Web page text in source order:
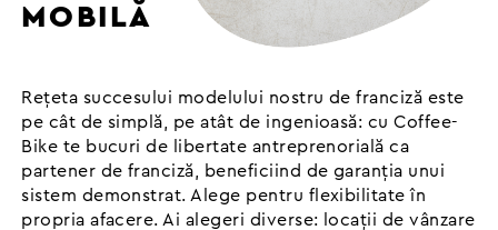
MOBILĂ
Rețeta succesului modelului nostru de franciză este
pe cât de simplă, pe atât de ingenioasă: cu Coffee-
Bike te bucuri de libertate antreprenorială ca
partener de franciză, beneficiind de garanția unui
sistem demonstrat. Alege pentru flexibilitate în
propria afacere. Ai alegeri diverse: locații de vânzare